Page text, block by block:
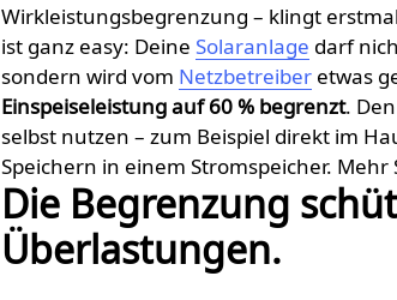
Wirkleistungs­begrenzung – klingt
ist ganz easy: Deine Solaranlage darf
sondern wird vom Netzbetreiber etwas
Einspeiseleistung auf 60 % begrenzt.
selbst nutzen – zum Beispiel direkt im
Speichern in einem Stromspeicher.
Die Begrenzung
Überlastungen.